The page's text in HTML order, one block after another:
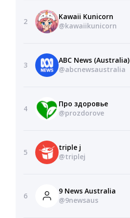
2
Kawaii Kunicorn
@kawaiikunicorn
3
ABC News (Australia)
@abcnewsaustralia
4
Про здоровье
@prozdorove
5
triple j
@triplej
6
9 News Australia
@9newsaus